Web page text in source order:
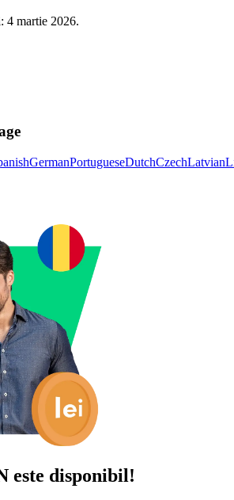
4 martie 2026.
GermanPortugueseDutchCzechLatvian
este disponibil!